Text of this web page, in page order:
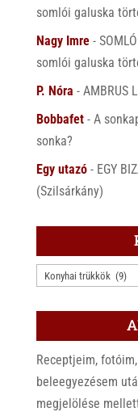
somlói galuska
Nagy Imre-
somlói galuska
P. Nóra - AMBRUS
Bobbafet- A
sonka?
Egy utazó- EGY
(Szilsárkány)
KATEGÓRIÁK
Receptjeim,
beleegyezésem
megjelölése